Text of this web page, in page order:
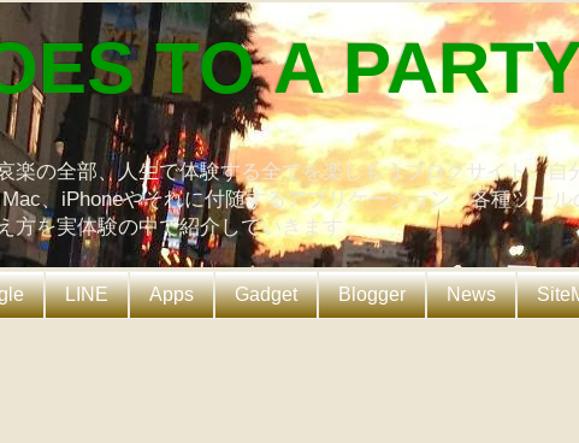
TO A
の全部、人生で体験する全てを楽しもうブログサイト。自
、iPhoneやそれに付随するアプリケーション、各種ツー
方を実体験の中で紹介していきます。
LINE Apps Gadget Blogger News